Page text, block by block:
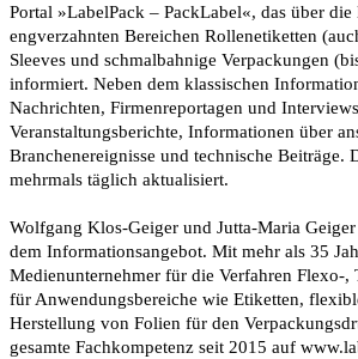
Portal »LabelPack – PackLabel«, das über
engverzahnten Bereichen Rollenetiketten
Sleeves und schmalbahnige Verpackungen
informiert. Neben dem klassischen
Nachrichten, Firmenreportagen und
Veranstaltungsberichte, Informationen über
Branchenereignisse und technische Beiträge.
mehrmals täglich aktualisiert.
Wolfgang Klos-Geiger und Jutta-Maria
dem Informationsangebot. Mit mehr als 35
Medienunternehmer für die Verfahren Flexo-
für Anwendungsbereiche wie Etiketten,
Herstellung von Folien für den
gesamte Fachkompetenz seit 2015 auf